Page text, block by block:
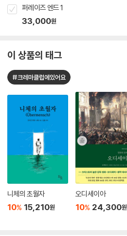
퍼레이즈 엔드 1
33,000원
이 상품의 태그
#크레마클럽에있어요
니체의 초월자
10% 15,210원
오디세이아
10% 24,300원